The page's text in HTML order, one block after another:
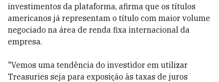
investimentos da plataforma, afirma que os títulos
americanos já representam o título com maior volume
negociado na área de renda fixa internacional da
empresa.
"Vemos uma tendência do investidor em utilizar
Treasuries seja para exposição às taxas de juros